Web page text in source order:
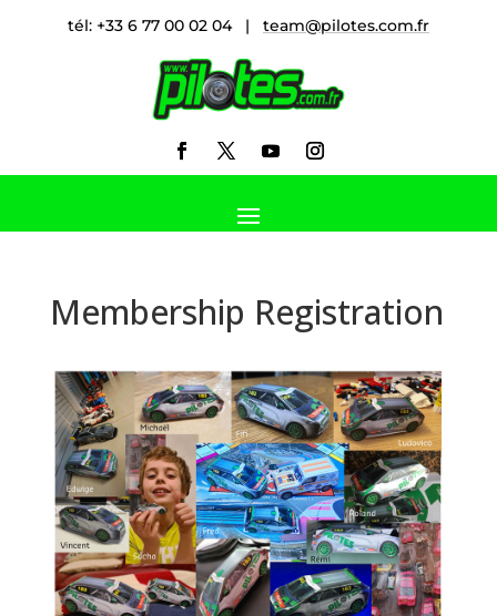
tél: +33 6 77 00 02 04 | team@pilotes.com.fr
Membership Registration